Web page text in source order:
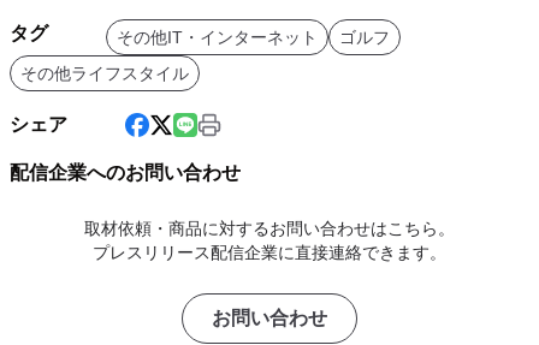
タグ その他IT・インターネット
ゴルフ
その他ライフスタイル
シェア
配信企業へのお問い合わせ
取材依頼・商品に対するお問い合わせはこちら。
プレスリリース配信企業に直接連絡できます。
お問い合わせ